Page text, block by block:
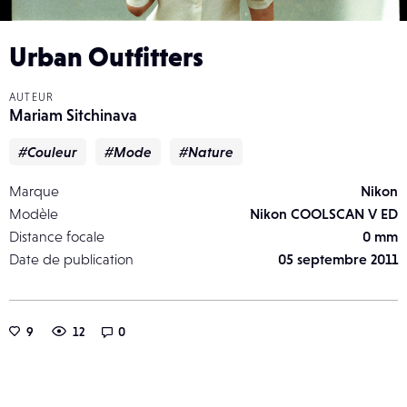
Urban Outfitters
AUTEUR
Mariam Sitchinava
#Couleur #Mode #Nature
Marque
Nikon
Modèle
Nikon COOLSCAN V ED
Distance focale
0 mm
Date de publication
05 septembre 2011
9 12 0